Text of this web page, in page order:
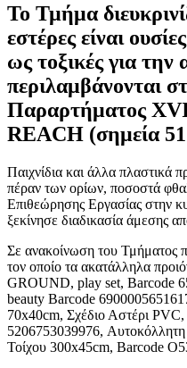
Το Τμήμα
εστέρες είναι
ως τοξικές για
περιλαμβάνονται
Παραρτήματος
REACH (σημεία 51
Παιχνίδια και άλλα πλαστικά
πέραν των ορίων, ποσοστά
Επιθεώρησης Εργασίας στην
ξεκίνησε διαδικασία άμεσης
Σε ανακοίνωση του Τμήματος
τον οποίο τα ακατάλληλα
GROUND, play set, Barcode
beauty Barcode
70x40cm, Σχέδιο Αστέρι
5206753039976, Αυτοκόλλητη
Τοίχου 300x45cm, Barcode